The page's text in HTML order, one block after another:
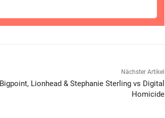
Nächster Artikel
Bigpoint, Lionhead & Stephanie Sterling vs Digital
Homicide